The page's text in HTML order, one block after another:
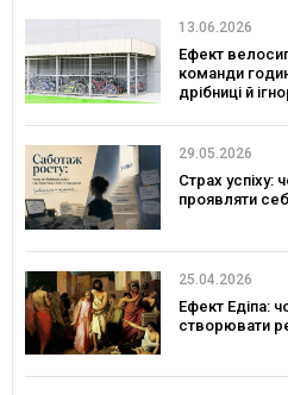
13.06.2026
Ефект
команди
дрібниці й
29.05.2026
Страх успіху:
проявляти
25.04.2026
Ефект Едіпа:
створювати